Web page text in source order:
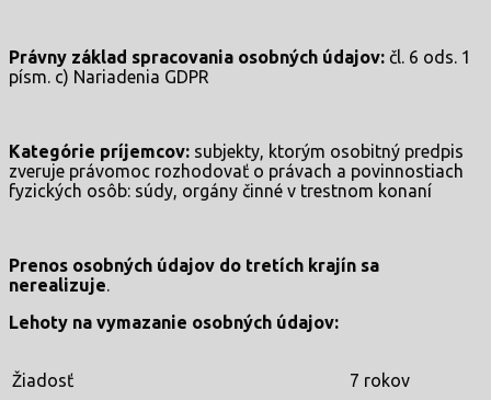
Právny základ spracovania osobných údajov: čl. 6 ods. 1
písm. c) Nariadenia GDPR
Kategórie príjemcov: subjekty, ktorým osobitný predpis
zveruje právomoc rozhodovať o právach a povinnostiach
fyzických osôb: súdy, orgány činné v trestnom konaní
Prenos osobných údajov do tretích krajín sa
nerealizuje.
Lehoty na vymazanie osobných údajov:
Žiadosť 7 rokov